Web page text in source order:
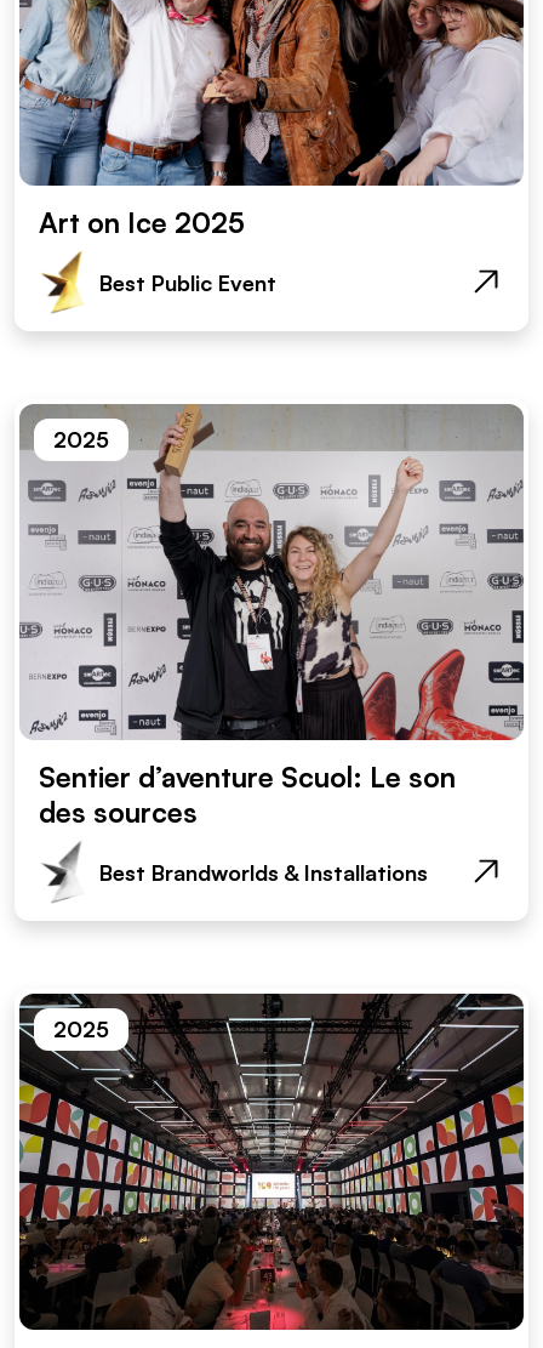
Art on Ice 2025
Best Public Event
2025
Sentier d’aventure Scuol: Le son
des sources
Best Brandworlds & Installations
2025